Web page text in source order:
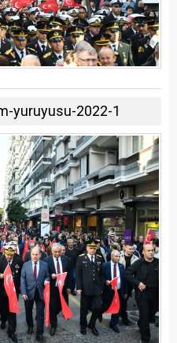
yuruyusu-2022-1